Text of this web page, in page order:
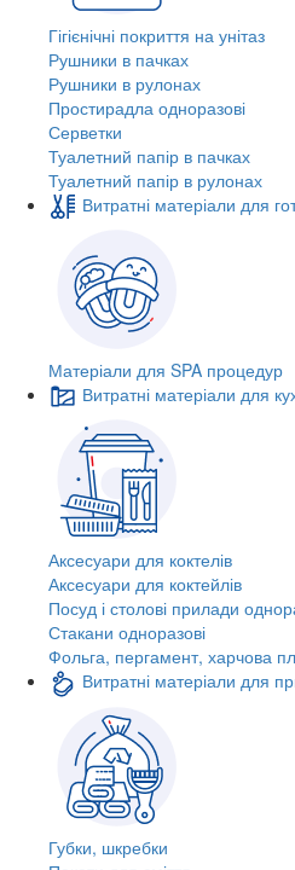
Гігієнічні покриття на унітаз
Рушники в пачках
Рушники в рулонах
Простирадла одноразові
Серветки
Туалетний папір в пачках
Туалетний папір в рулонах
Витратні матеріали для
Матеріали для SPA процедур
Витратні матеріали для
Аксесуари для коктелів
Аксесуари для коктейлів
Посуд і столові прилади
Стакани одноразові
Фольга, пергамент, харчова
Витратні матеріали для
Губки, шкребки